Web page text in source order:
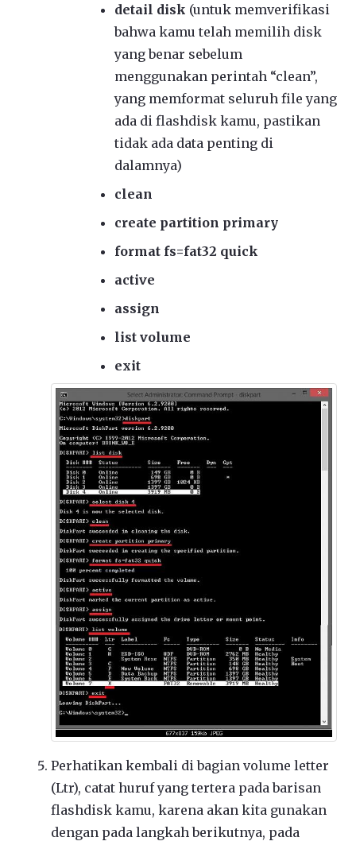
detail disk (untuk memverifikasi
bahwa kamu telah memilih disk
yang benar sebelum
menggunakan perintah “clean”,
yang memformat seluruh file yang
ada di flashdisk kamu, pastikan
tidak ada data penting di
dalamnya)
clean
create partition primary
format fs=fat32 quick
active
assign
list volume
exit
Perhatikan kembali di bagian volume letter
(Ltr), catat huruf yang tertera pada barisan
flashdisk kamu, karena akan kita gunakan
dengan pada langkah berikutnya, pada